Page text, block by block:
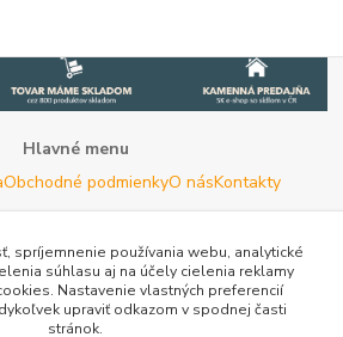
Hlavné menu
Obchodné podmienkyO násKontakty
poradiť s výberom?
nás kontaktovať.
744 267- Po - Pia (8 - 16 hod)
- kedykoľvek
spríjemnenie používania webu, analytické
súhlasu aj na účely cielenia reklamy
Nastavenie vlastných preferencií
upraviť odkazom v spodnej časti
stránok.